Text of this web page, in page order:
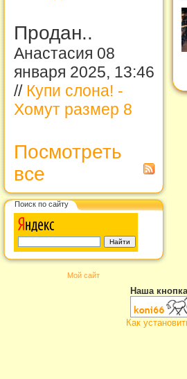
Продан..
Анастасия 08
января 2025, 13:46
// Купи слона! -
Хомут размер 8
Посмотреть
все
Поиск по сайту
Мой сайт
Наша
Как